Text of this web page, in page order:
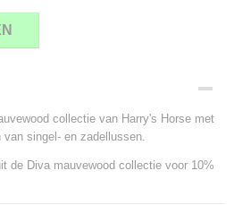
collectie van Harry's Horse met
singel- en zadellussen.
de Diva mauvewood collectie voor 10%